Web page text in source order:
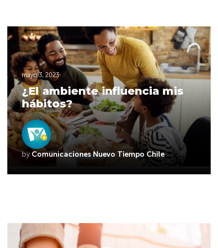
mayo 3, 2023
¿El ambiente influencia mis
hábitos?
by Comunicaciones Nuevo Tiempo Chile